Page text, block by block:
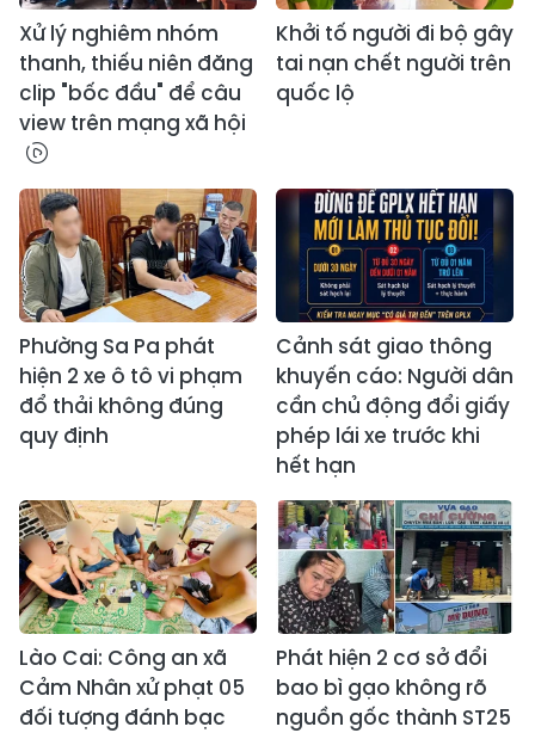
Xử lý nghiêm nhóm
thanh, thiếu niên đăng
clip "bốc đầu" để câu
view trên mạng xã hội
Khởi tố người đi bộ gây
tai nạn chết người trên
quốc lộ
Phường Sa Pa phát
hiện 2 xe ô tô vi phạm
đổ thải không đúng
quy định
Cảnh sát giao thông
khuyến cáo: Người dân
cần chủ động đổi giấy
phép lái xe trước khi
hết hạn
Lào Cai: Công an xã
Cảm Nhân xử phạt 05
đối tượng đánh bạc
Phát hiện 2 cơ sở đổi
bao bì gạo không rõ
nguồn gốc thành ST25